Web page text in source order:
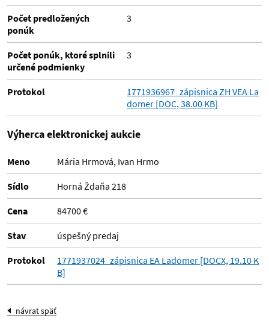
Počet predložených
ponúk
3
Počet ponúk, ktoré splnili
určené podmienky
3
Protokol
1771936967_zápisnica ZH VEA La
domer [DOC, 38.00 KB]
Výherca elektronickej aukcie
Meno Mária Hrmová, Ivan Hrmo
Sídlo Horná Ždaňa 218
Cena 84700 €
Stav úspešný predaj
Protokol
1771937024_zápisnica EA Ladomer [DOCX, 19.10 K
B]
návrat späť